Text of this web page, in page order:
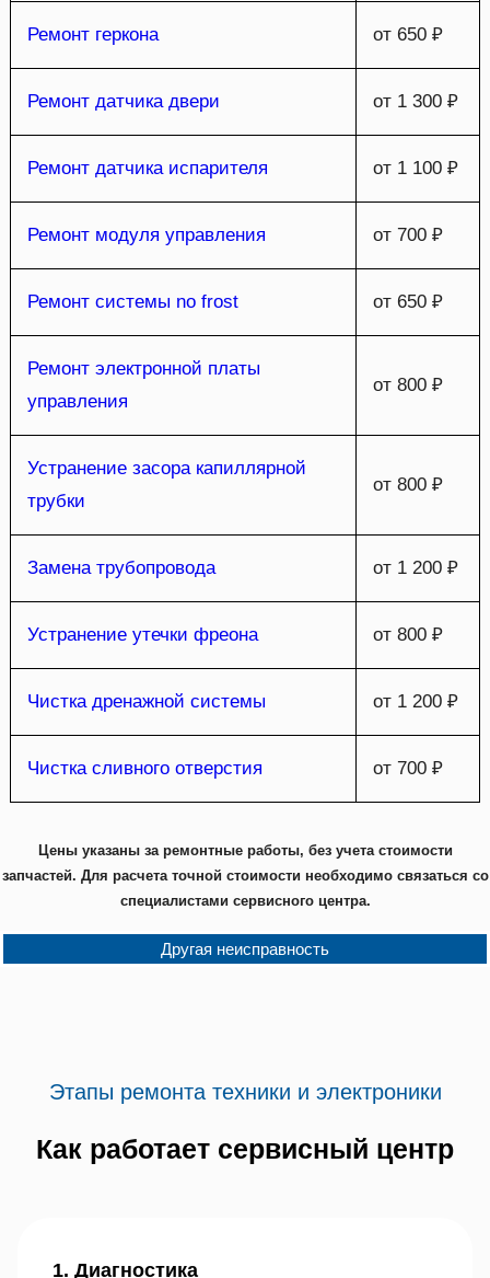
Ремонт геркона от 650 ₽
Ремонт датчика двери от 1 300 ₽
Ремонт датчика испарителя от 1 100 ₽
Ремонт модуля управления от 700 ₽
Ремонт системы no frost от 650 ₽
Ремонт электронной платы
управления
от 800 ₽
Устранение засора капиллярной
трубки
от 800 ₽
Замена трубопровода от 1 200 ₽
Устранение утечки фреона от 800 ₽
Чистка дренажной системы от 1 200 ₽
Чистка сливного отверстия от 700 ₽
Цены указаны за ремонтные работы, без учета стоимости
запчастей. Для расчета точной стоимости необходимо связаться со
специалистами сервисного центра.
Другая неисправность
Этапы ремонта техники и электроники
Как работает сервисный центр
1. Диагностика